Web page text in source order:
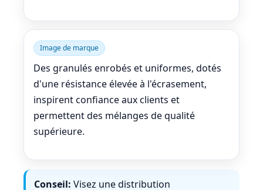
Image de marque
Des granulés enrobés et uniformes, dotés
d'une résistance élevée à l'écrasement,
inspirent confiance aux clients et
permettent des mélanges de qualité
supérieure.
Conseil: Visez une distribution